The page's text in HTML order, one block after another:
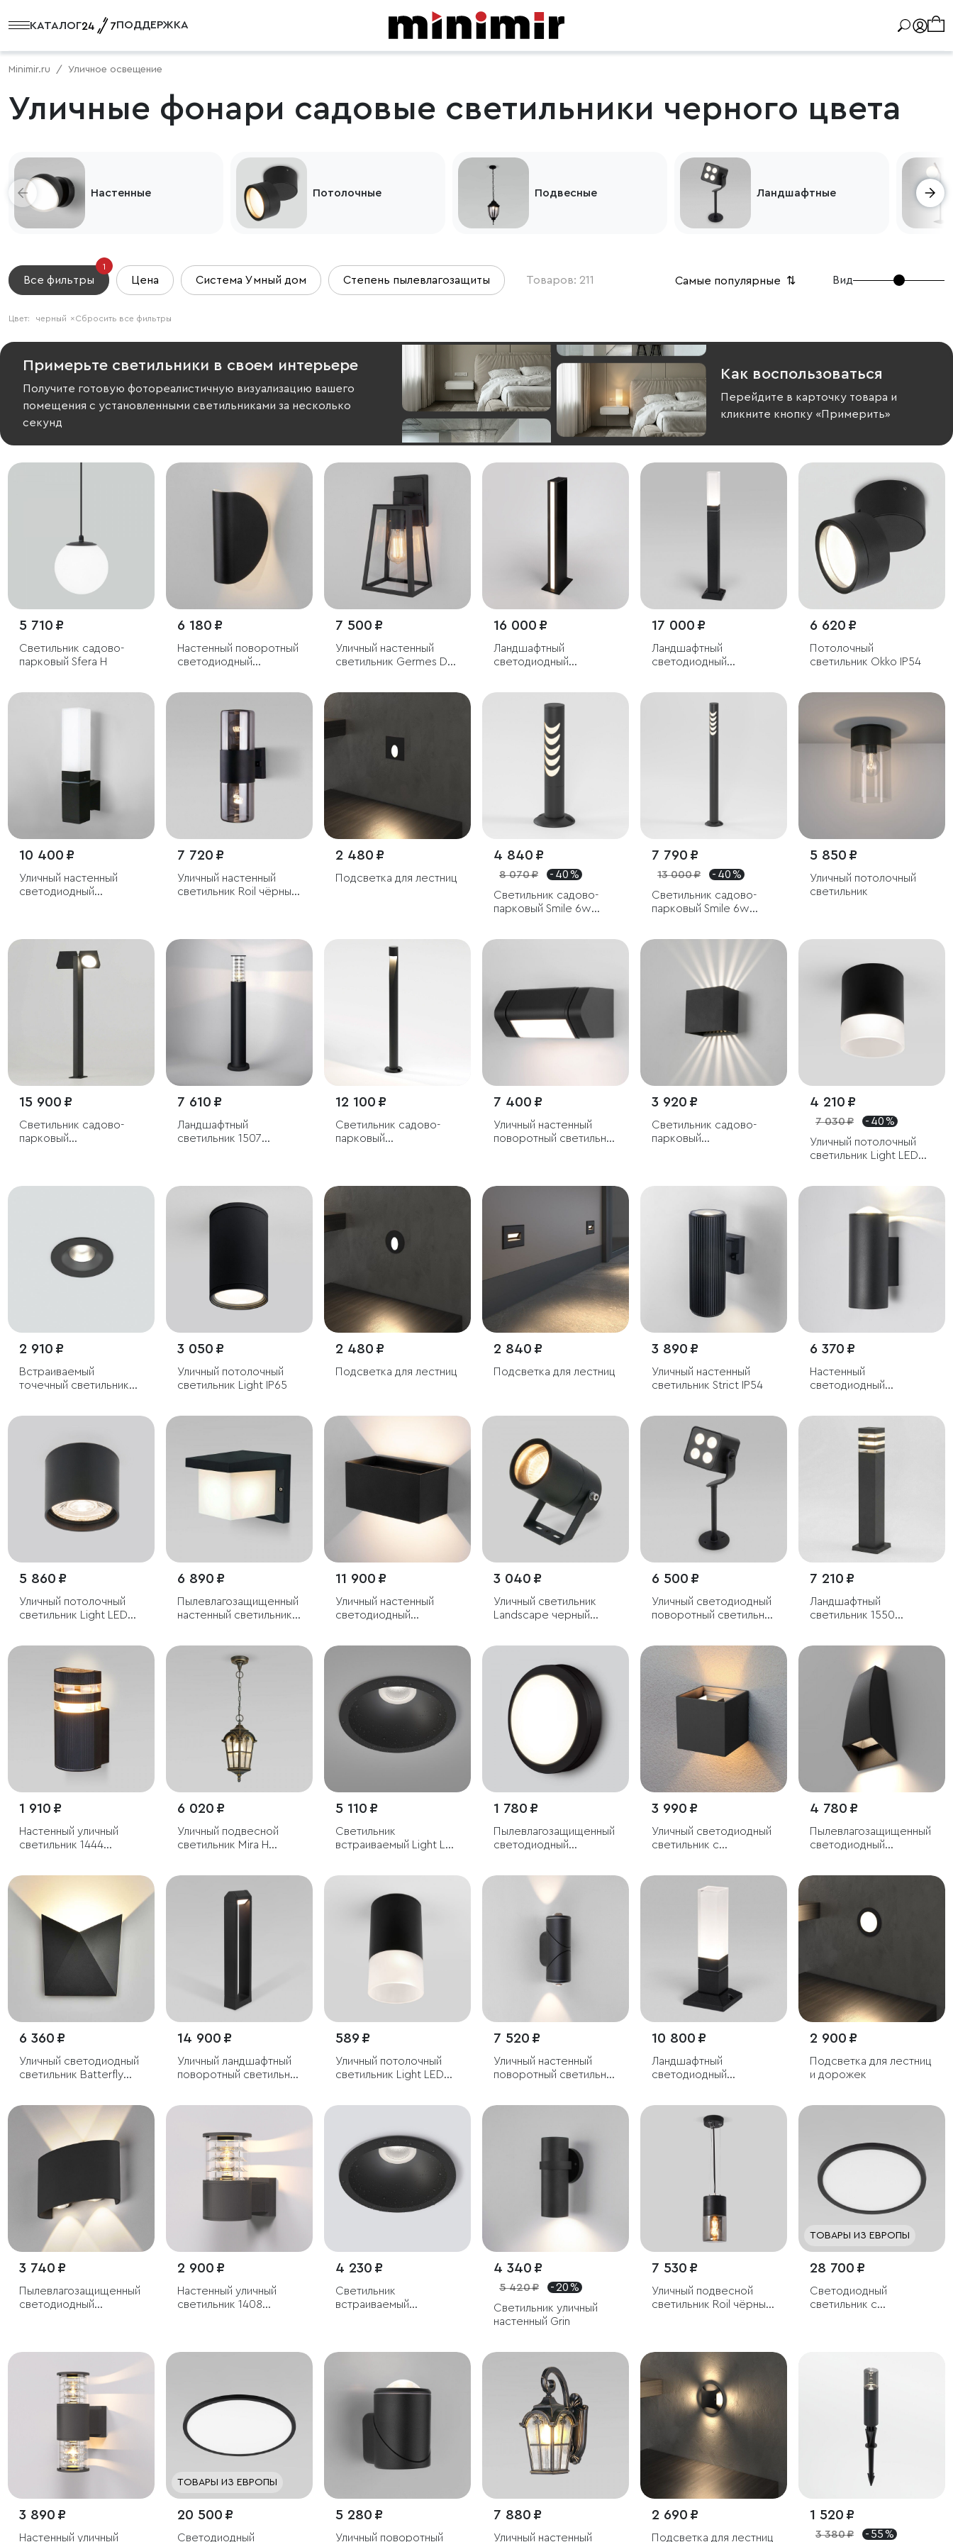
КАТАЛОГ ПОДДЕРЖКА
Minimir.ru Уличное освещение
Уличные фонари садовые светильники черного цвета
Настенные Потолочные Подвесные Ландшафтные
Все фильтры
1
Цена Система Умный дом Степень пылевлагозащиты Товаров: 211 Самые популярные ⇅ Вид
Сбросить все фильтры
Цвет: черный ×
Примерьте светильники в своем интерьере
Получите готовую фотореалистичную визуализацию вашего
помещения с установленными светильниками за несколько
секунд
Как воспользоваться
Перейдите в карточку товара и
кликните кнопку «Примерить»
5 710 ₽
Светильник садово-
парковый Sfera H
6 180 ₽
Настенный поворотный
светодиодный
7 500 ₽
Уличный настенный
светильник Germes D
16 000 ₽
Ландшафтный
светодиодный
17 000 ₽
Ландшафтный
светодиодный
6 620 ₽
Потолочный
светильник Okko IP54
10 400 ₽
Уличный настенный
светодиодный
7 720 ₽
Уличный настенный
светильник Roil чёрный
2 480 ₽
Подсветка для лестниц
4 840 ₽
8 070 ₽
- 40 %
Светильник садово-
парковый Smile 6w
7 790 ₽
13 000 ₽
- 40 %
Светильник садово-
парковый Smile 6w
5 850 ₽
Уличный потолочный
светильник
15 900 ₽
Светильник садово-
парковый
7 610 ₽
Ландшафтный
светильник 1507
12 100 ₽
Светильник садово-
парковый
7 400 ₽
Уличный настенный
поворотный светильник
3 920 ₽
Светильник садово-
парковый
4 210 ₽
7 030 ₽
- 40 %
Уличный потолочный
светильник Light LED
2 910 ₽
Встраиваемый
точечный светильник
3 050 ₽
Уличный потолочный
светильник Light IP65
2 480 ₽
Подсветка для лестниц
2 840 ₽
Подсветка для лестниц
3 890 ₽
Уличный настенный
светильник Strict IP54
6 370 ₽
Настенный
светодиодный
5 860 ₽
Уличный потолочный
светильник Light LED
6 890 ₽
Пылевлагозащищенный
настенный светильник
11 900 ₽
Уличный настенный
светодиодный
3 040 ₽
Уличный светильник
Landscape черный
6 500 ₽
Уличный светодиодный
поворотный светильник
7 210 ₽
Ландшафтный
светильник 1550
1 910 ₽
Настенный уличный
светильник 1444
6 020 ₽
Уличный подвесной
светильник Mira H
5 110 ₽
Светильник
встраиваемый Light LED
1 780 ₽
Пылевлагозащищенный
светодиодный
3 990 ₽
Уличный светодиодный
светильник с
черный IP54
4 780 ₽
Пылевлагозащищенный
светодиодный
6 360 ₽
Уличный светодиодный
светильник Batterfly
14 900 ₽
Уличный ландшафтный
поворотный светильник
589 ₽
Уличный потолочный
светильник Light LED
7 520 ₽
Уличный настенный
поворотный светильник
10 800 ₽
Ландшафтный
светодиодный
2 900 ₽
Подсветка для лестниц
и дорожек
3 740 ₽
Пылевлагозащищенный
светодиодный
2 900 ₽
Настенный уличный
светильник 1408
4 230 ₽
Светильник
встраиваемый
4 340 ₽
5 420 ₽
- 20 %
Светильник уличный
настенный Grin
7 530 ₽
Уличный подвесной
светильник Roil чёрный
ТОВАРЫ ИЗ ЕВРОПЫ
28 700 ₽
Светодиодный
светильник с
3 890 ₽
Настенный уличный
ТОВАРЫ ИЗ ЕВРОПЫ
20 500 ₽
Светодиодный
5 280 ₽
Уличный поворотный
7 880 ₽
Уличный настенный
2 690 ₽
Подсветка для лестниц
1 520 ₽
3 380 ₽ - 55 %